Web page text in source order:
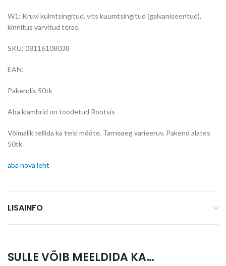
W1: Kruvi külmtsingitud, vits kuumtsingitud (galvaniseeritud),
kinnitus värvitud teras.
SKU: 08116108038
EAN:
Pakendis 50tk
Aba klambrid on toodetud Rootsis
Võimalik tellida ka teisi mõõte. Tarneaeg varieeruv. Pakend alates
50tk.
aba nova leht
LISAINFO
SULLE VÕIB MEELDIDA KA…